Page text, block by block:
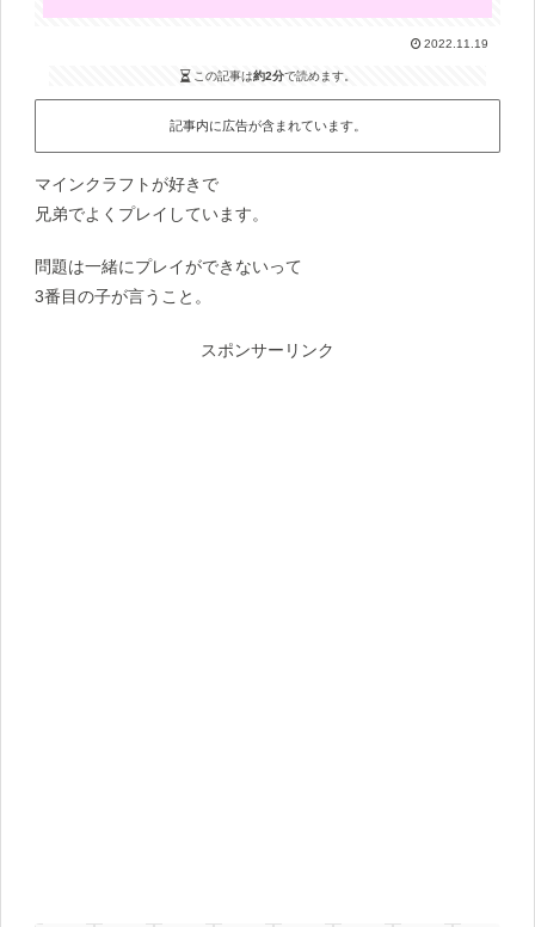
2022.11.19
この記事は約2分で読めます。
記事内に広告が含まれています。
マインクラフトが好きで
兄弟でよくプレイしています。
問題は一緒にプレイができないって
3番目の子が言うこと。
スポンサーリンク